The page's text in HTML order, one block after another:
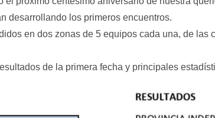
desarrollando los primeros encuentros.
en dos zonas de 5 equipos cada una, de
de la primera fecha y principales